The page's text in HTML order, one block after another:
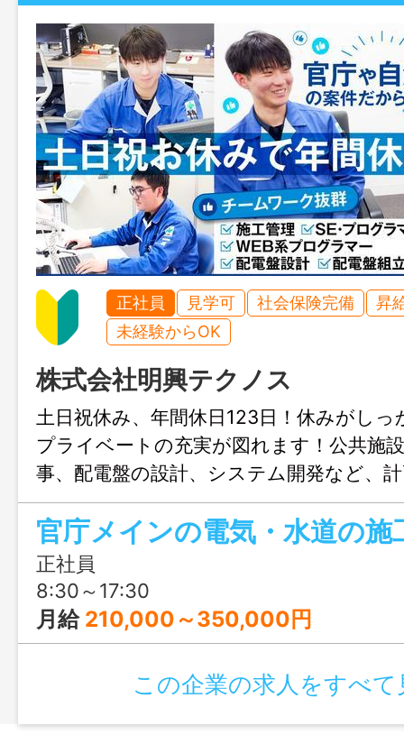
正社員 見学可 社会保険完備
昇
未経験からOK
株式会社明興テクノス
土日祝休み、年間休日123日！休みがし
プライベートの充実が図れます！公共施
事、配電盤の設計、システム開発など、
を一貫して行っているので様々な分野の
おかつ仕事がしやすいのが魅力です！
正社員
8:30～17:30
月給 210,000～350,000円
この企業の求人をすべて